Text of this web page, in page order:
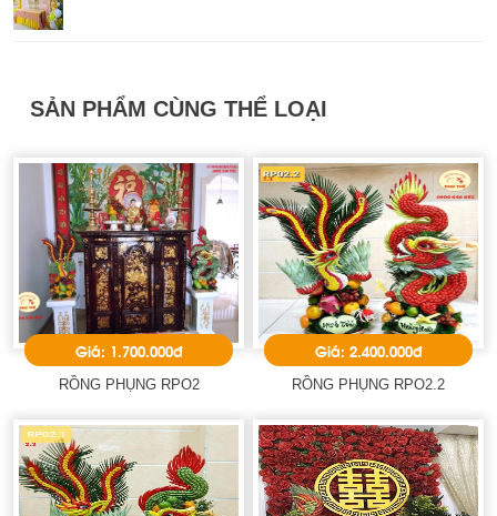
SẢN PHẨM CÙNG THỂ LOẠI
Giá: 1.700.000đ
RỒNG PHỤNG RPO2
Giá: 2.400.000đ
RỒNG PHỤNG RPO2.2